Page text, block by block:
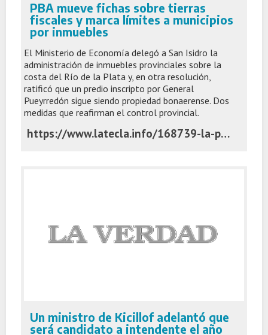
PBA mueve fichas sobre tierras
fiscales y marca límites a municipios
por inmuebles
El Ministerio de Economía delegó a San Isidro la
administración de inmuebles provinciales sobre la
costa del Río de la Plata y, en otra resolución,
ratificó que un predio inscripto por General
Pueyrredón sigue siendo propiedad bonaerense. Dos
medidas que reafirman el control provincial.
https://www.latecla.info/168739-la-provincia-mueve-fichas-sobre-tierras-fiscales-y-marca-limites-a-municipios-por-inmuebles
Un ministro de Kicillof adelantó que
será candidato a intendente el año